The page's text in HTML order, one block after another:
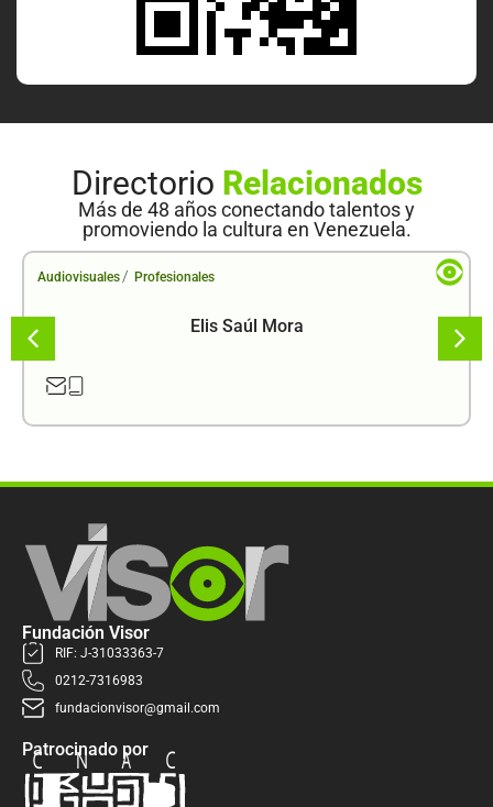
Directorio Relacionados
Más de 48 años conectando talentos y
promoviendo la cultura en Venezuela.
Audiovisuales / Profesionales
Elis Saúl Mora
Fundación Visor
RIF: J-31033363-7
0212-7316983
fundacionvisor@gmail.com
Patrocinado por